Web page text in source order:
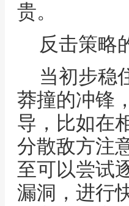
贵。
反击策略
当初步稳
莽撞的冲锋
导，比如在
分散敌方注
至可以尝试
漏洞，进行